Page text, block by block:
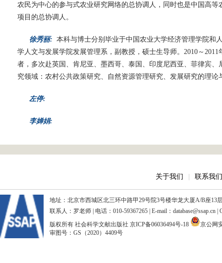
农民为中心的参与式农业研究网络的总协调人，同时也是中国高
项目的总协调人。
徐秀丽: 本科与博士分别毕业于中国农业大学经济管理学院和
学人文与发展学院发展管理系，副教授，硕士生导师。2010～
者，多次赴英国、肯尼亚、墨西哥、泰国、印度尼西亚、菲律宾
究领域：农村公共政策研究、自然资源管理研究、发展研究的理论
左停:
李婵娟:
关于我们 联系我们
地址：北京市西城区北三环中路甲29号院3号楼华龙大厦A/B座13
联系人：罗老师 | 电话：010-59367265 | E-mail：database@ssap.cn
版权所有 社会科学文献出版社 京ICP备06036494号-18
京公网
审图号：GS（2020）4409号